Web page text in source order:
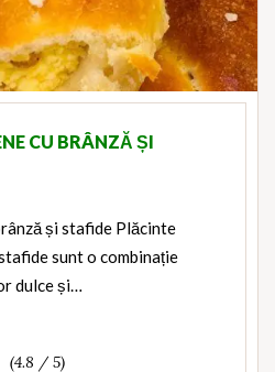
CU BRÂNZĂ ȘI
și stafide Plăcinte
sunt o combinație
dulce și…
(4.8 / 5)